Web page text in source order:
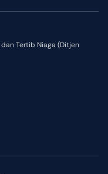
Tertib Niaga (Ditjen